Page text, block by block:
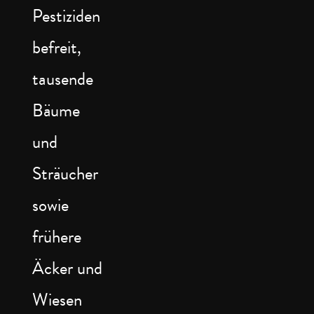
Pestiziden
befreit,
tausende
Bäume
und
Sträucher
sowie
frühere
Äcker und
Wiesen